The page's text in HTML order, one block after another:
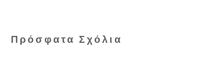
Πρόσφατα Σχόλια